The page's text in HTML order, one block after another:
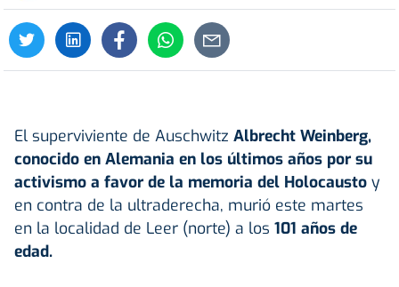
El superviviente de Auschwitz Albrecht Weinberg,
conocido en Alemania en los últimos años por su
activismo a favor de la memoria del Holocausto y
en contra de la ultraderecha, murió este martes
en la localidad de Leer (norte) a los 101 años de
edad.